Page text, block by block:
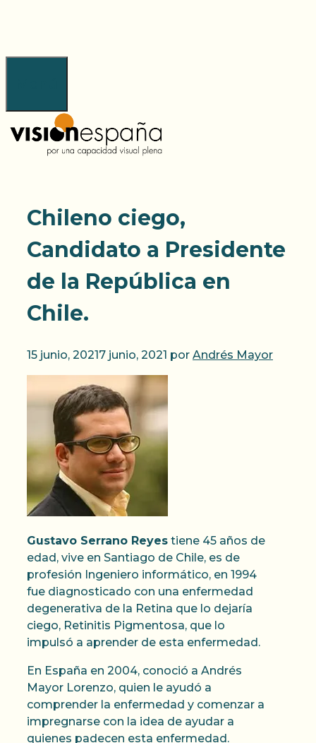
Chileno ciego,
Candidato a Presidente
de la República en
Chile.
15 junio, 20217 junio, 2021 por Andrés Mayor
Gustavo Serrano Reyes tiene 45 años de
edad, vive en Santiago de Chile, es de
profesión Ingeniero informático, en 1994
fue diagnosticado con una enfermedad
degenerativa de la Retina que lo dejaría
ciego, Retinitis Pigmentosa, que lo
impulsó a aprender de esta enfermedad.
En España en 2004, conoció a Andrés
Mayor Lorenzo, quien le ayudó a
comprender la enfermedad y comenzar a
impregnarse con la idea de ayudar a
quienes padecen esta enfermedad.